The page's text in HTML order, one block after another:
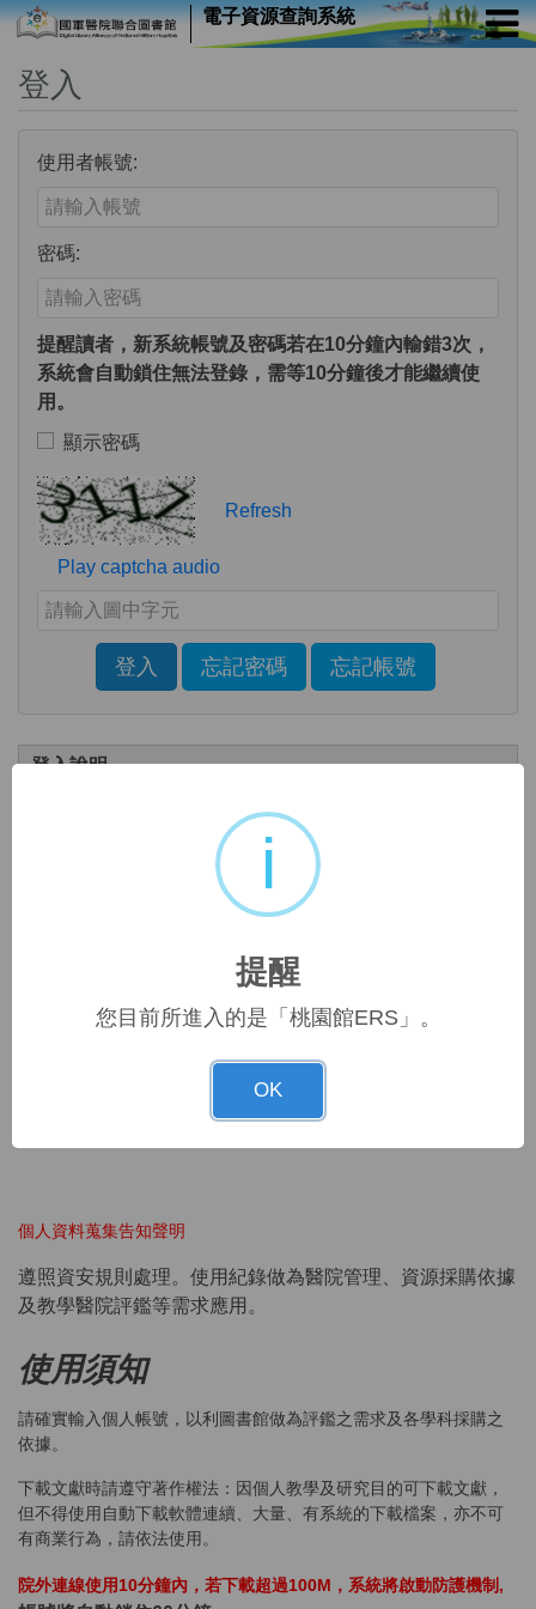
電子資源查詢系統
登入
使用者帳號:
Enter your username or email address
密碼:
Enter your password
提醒讀者，新系統帳號及密碼若在10分鐘內輸錯3次，
系統會自動鎖住無法登錄，需等10分鐘後才能繼續使
用。
顯示密碼
Toggle to show or hide your password
Verification Code
Refresh
Play captcha audio
Enter the characters shown in the image above
登入 忘記密碼 忘記帳號
登入說明
如是新讀者，請點選頁面右上方「註冊」
提醒讀者，新系統帳號及密碼若在10分鐘內輸錯3次，系統
會自動鎖住無法登錄，需等10分鐘後才能繼續使用。
外校實習生請由實習單位統一造冊(姓名、實習單位、身分證字號、
實習期限)，送至
圖書館辦理建檔，如帳號使用有問題，
個人資料蒐集告知聲明
遵照資安規則處理。使用紀錄做為醫院管理、資源採購依據
及教學醫院評鑑等需求應用。
使用須知
請確實輸入個人帳號，以利圖書館做為評鑑之需求及各學科採購之
依據。
下載文獻時請遵守著作權法：因個人教學及研究目的可下載文獻，
但不得使用自動下載軟體連續、大量、有系統的下載檔案，亦不可
有商業行為，請依法使用。
院外連線使用10分鐘內，若下載超過100M，系統將啟動防護機制,
i
提醒
您目前所進入的是「桃園館ERS」。
OK